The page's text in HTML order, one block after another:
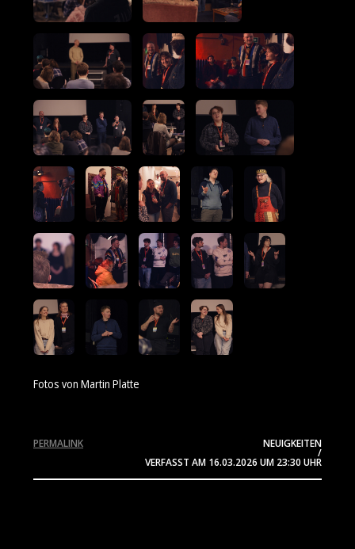
Fotos von Martin Platte
NEUIGKEITEN
/
VERFASST AM 16.03.2026 UM 23:30 UHR
PERMALINK